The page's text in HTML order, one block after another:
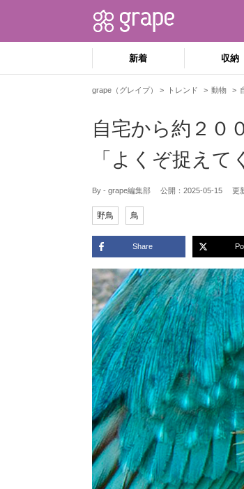
新着 収納
grape（グレイプ） トレンド 動物
自宅から約２
「よくぞ捉えて
By - grape編集部 公開： 2025-05-15 更
野鳥 鳥
Share